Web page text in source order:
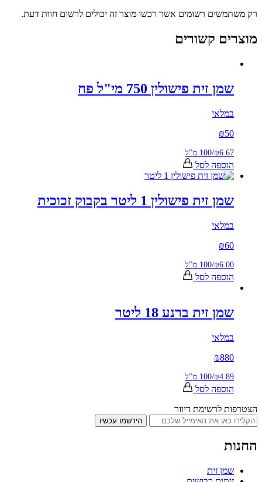
רשומים אשר רכשו מוצר זה יכולים לרשום חוות דעת.
קשורים
זית פישולין 750 מי"ל פח
100 מ"ל
לסל
זית פישולין 1 ליטר בקבוק זכוכית
100 מ"ל
לסל
זית ברנע 18 ליטר
100 מ"ל
לסל
לרשימת דיוור
הירשמו עכשיו
זית